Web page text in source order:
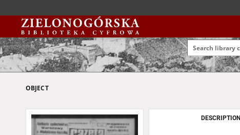
OBJECT
DESCRIPTION